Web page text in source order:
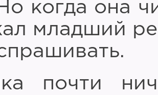
когда она
младший
почти